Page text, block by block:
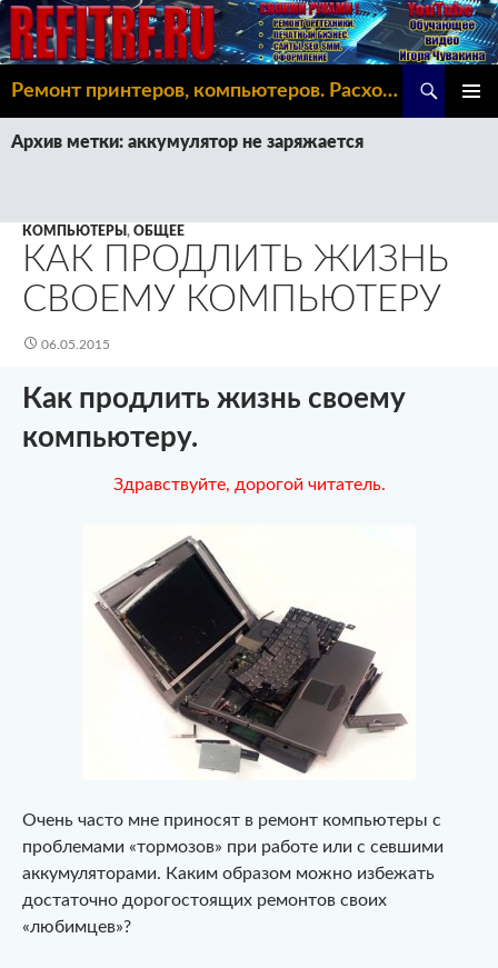
Ремонт принтеров, компьютеров. Расходка, Omoda C5
К
СОДЕРЖИМОМУ
Архив метки: аккумулятор не заряжается
КОМПЬЮТЕРЫ , ОБЩЕЕ
КАК ПРОДЛИТЬ ЖИЗНЬ
СВОЕМУ КОМПЬЮТЕРУ
06.05.2015
Как продлить жизнь своему
компьютеру.
Здравствуйте, дорогой читатель.
Очень часто мне приносят в ремонт компьютеры с
проблемами «тормозов» при работе или с севшими
аккумуляторами. Каким образом можно избежать
достаточно дорогостоящих ремонтов своих
«любимцев»?